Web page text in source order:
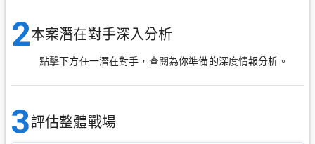
2本案潛在對手深入分析
點擊下方任一潛在對手，查閱為你準備的深度情報分析。
3評估整體戰場